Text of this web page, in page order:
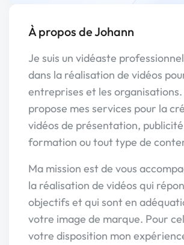
À propos de Johann
Je suis un vidéaste
dans la réalisation de vidéos
entreprises et les organisations.
propose mes services pour la
vidéos de présentation,
formation ou tout type de
Ma mission est de vous
la réalisation de vidéos qui
objectifs et qui sont en
votre image de marque. Pour
votre disposition mon